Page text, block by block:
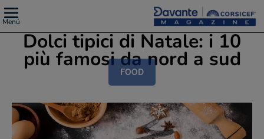
Menú
Dolci tipici di Natale: i 10
più famosi da nord a sud
FOOD